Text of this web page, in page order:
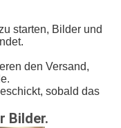
starten, Bilder und
den Versand,
sobald das
Bilder.